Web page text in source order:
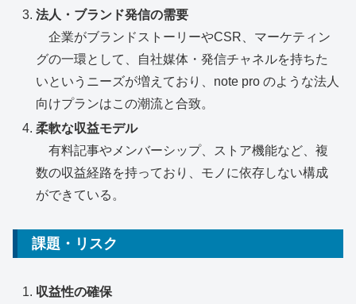
法人・ブランド発信の需要
企業がブランドストーリーやCSR、マーケティン
グの一環として、自社媒体・発信チャネルを持ちた
いというニーズが増えており、note pro のような法人
向けプランはこの潮流と合致。
柔軟な収益モデル
有料記事やメンバーシップ、ストア機能など、複
数の収益経路を持っており、モノに依存しない構成
ができている。
課題・リスク
収益性の確保